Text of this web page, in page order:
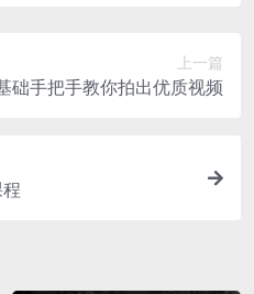
上一篇
础手把手教你拍出优质视频